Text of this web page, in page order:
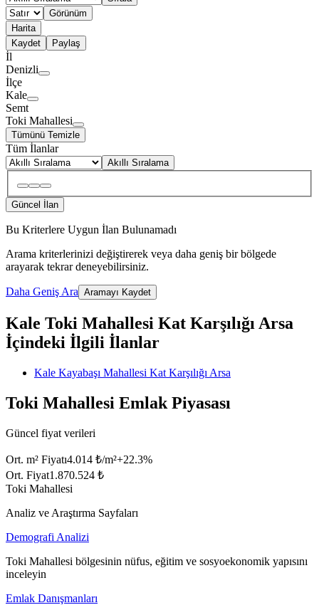
Görünüm
Harita
Kaydet
Paylaş
İl
Denizli
İlçe
Kale
Semt
Toki Mahallesi
Tümünü Temizle
Tüm İlanlar
Akıllı Sıralama
Güncel İlan
Bu Kriterlere Uygun İlan Bulunamadı
Arama kriterlerinizi değiştirerek veya daha geniş bir bölgede
arayarak tekrar deneyebilirsiniz.
Daha Geniş Ara Aramayı Kaydet
Kale Toki Mahallesi Kat Karşılığı Arsa
İçindeki İlgili İlanlar
Kale Kayabaşı Mahallesi Kat Karşılığı Arsa
Toki Mahallesi Emlak Piyasası
Güncel fiyat verileri
Ort. m² Fiyatı4.014 ₺/m²+22.3%
Ort. Fiyat1.870.524 ₺
Toki Mahallesi
Analiz ve Araştırma Sayfaları
Demografi Analizi
Toki Mahallesi bölgesinin nüfus, eğitim ve sosyoekonomik yapısını
inceleyin
Emlak Danışmanları